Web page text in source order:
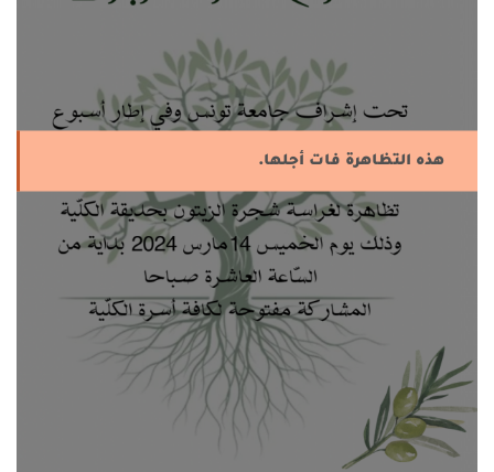
هذه التظاهرة فات أجلها.